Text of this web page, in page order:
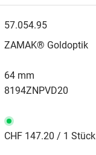
57.054.95
ZAMAK® Goldoptik
64 mm
8194ZNPVD20
CHF 147.20 / 1 Stück